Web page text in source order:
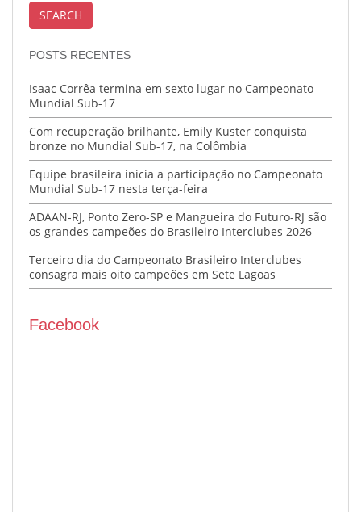
POSTS RECENTES
Isaac Corrêa termina em sexto lugar no Campeonato
Mundial Sub-17
Com recuperação brilhante, Emily Kuster conquista
bronze no Mundial Sub-17, na Colômbia
Equipe brasileira inicia a participação no Campeonato
Mundial Sub-17 nesta terça-feira
ADAAN-RJ, Ponto Zero-SP e Mangueira do Futuro-RJ são
os grandes campeões do Brasileiro Interclubes 2026
Terceiro dia do Campeonato Brasileiro Interclubes
consagra mais oito campeões em Sete Lagoas
Facebook